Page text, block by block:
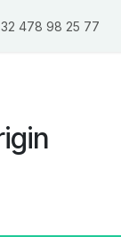
478 98 25 77